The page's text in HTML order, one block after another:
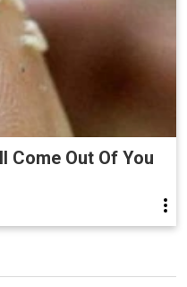
Come Out Of You